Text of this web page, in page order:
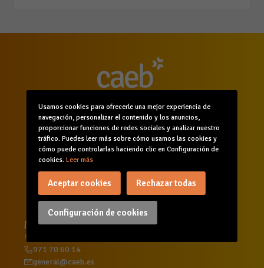
InicioQuiénes somosComunicación
Servicios
Canal de denuncias
Mallorca
971 70 60 14
general@caeb.es
Usamos cookies para ofrecerle una mejor experiencia de
navegación, personalizar el contenido y los anuncios,
proporcionar funciones de redes sociales y analizar nuestro
tráfico. Puedes leer más sobre cómo usamos las cookies y
cómo puede controlarlas haciendo clic en Configuración de
cookies. Leer más
Configuración de cookies
Aceptar cookies Rechazar todas